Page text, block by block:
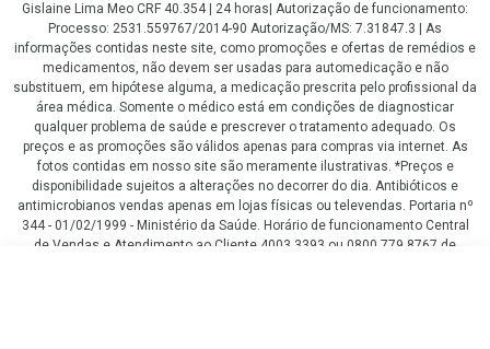
Gislaine Lima Meo CRF 40.354 | 24 horas| Autorização de funcionamento:
Processo: 2531.559767/2014-90 Autorização/MS: 7.31847.3 | As
informações contidas neste site, como promoções e ofertas de remédios e
medicamentos, não devem ser usadas para automedicação e não
substituem, em hipótese alguma, a medicação prescrita pelo profissional da
área médica. Somente o médico está em condições de diagnosticar
qualquer problema de saúde e prescrever o tratamento adequado. Os
preços e as promoções são válidos apenas para compras via internet. As
fotos contidas em nosso site são meramente ilustrativas. *Preços e
disponibilidade sujeitos a alterações no decorrer do dia. Antibióticos e
antimicrobianos vendas apenas em lojas físicas ou televendas. Portaria nº
344 - 01/02/1999 - Ministério da Saúde. Horário de funcionamento Central
de Vendas e Atendimento ao Cliente 4003 3393 ou 0800 779 8767 de